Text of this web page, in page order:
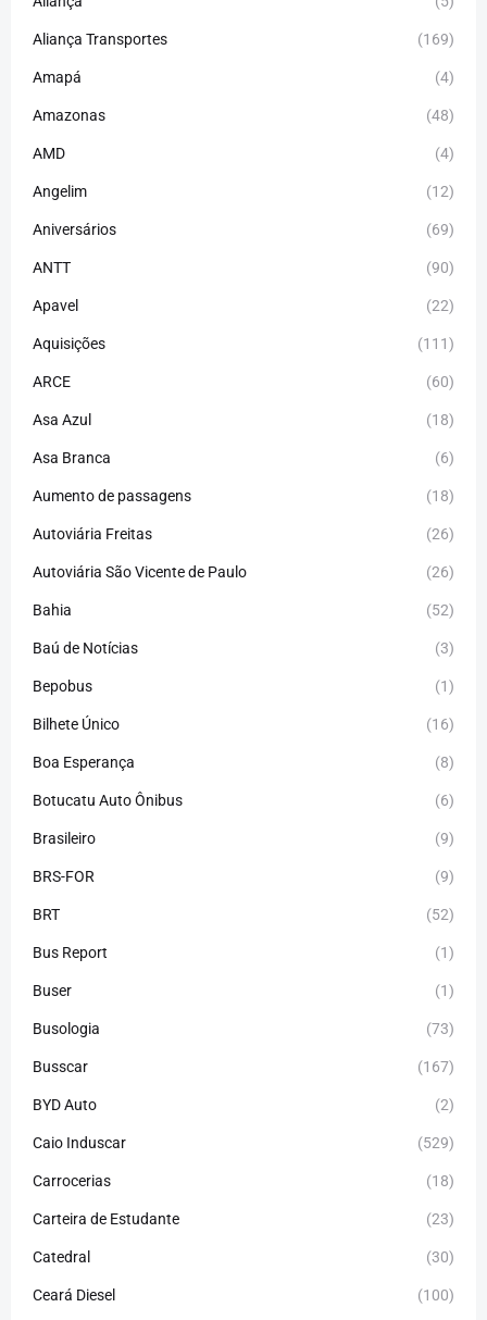
Aliança Transportes (169)
Amapá (4)
Amazonas (48)
AMD (4)
Angelim (12)
Aniversários (69)
ANTT (90)
Apavel (22)
Aquisições (111)
ARCE (60)
Asa Azul (18)
Asa Branca (6)
Aumento de passagens (18)
Autoviária Freitas (26)
Autoviária São Vicente de Paulo (26)
Bahia (52)
Baú de Notícias (3)
Bepobus (1)
Bilhete Único (16)
Boa Esperança (8)
Botucatu Auto Ônibus (6)
Brasileiro (9)
BRS-FOR (9)
BRT (52)
Bus Report (1)
Buser (1)
Busologia (73)
Busscar (167)
BYD Auto (2)
Caio Induscar (529)
Carrocerias (18)
Carteira de Estudante (23)
Catedral (30)
Ceará Diesel (100)